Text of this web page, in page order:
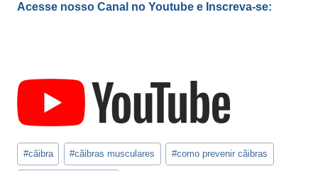
Acesse nosso Canal no Youtube e Inscreva-se:
Tags
do
#cãibra #cãibras musculares #como prevenir cãibras